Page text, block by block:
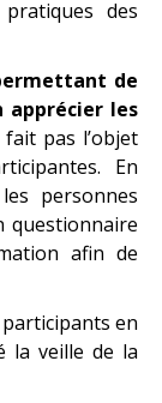
des
de
apprécier les
pas l’objet
En
personnes
questionnaire
afin de
en
la veille de la